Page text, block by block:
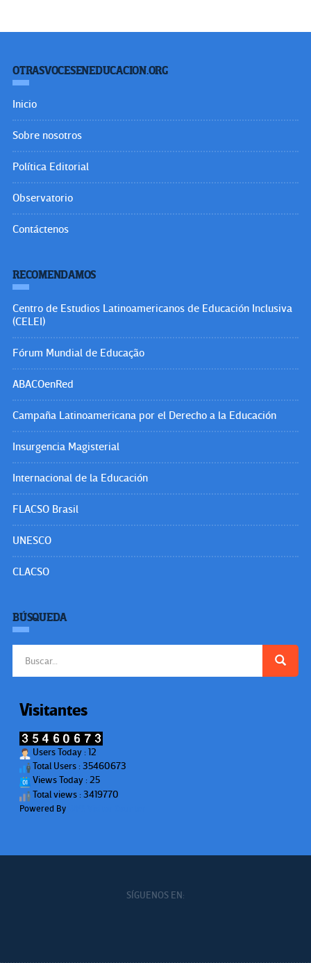
OTRASVOCESENEDUCACION.ORG
Inicio
Sobre nosotros
Política Editorial
Observatorio
Contáctenos
RECOMENDAMOS
Centro de Estudios Latinoamericanos de Educación Inclusiva
(CELEI)
Fórum Mundial de Educação
ABACOenRed
Campaña Latinoamericana por el Derecho a la Educación
Insurgencia Magisterial
Internacional de la Educación
FLACSO Brasil
UNESCO
CLACSO
BÚSQUEDA
Visitantes
Users Today : 12
Total Users : 35460673
Views Today : 25
Total views : 3419770
Powered By
SÍGUENOS EN: